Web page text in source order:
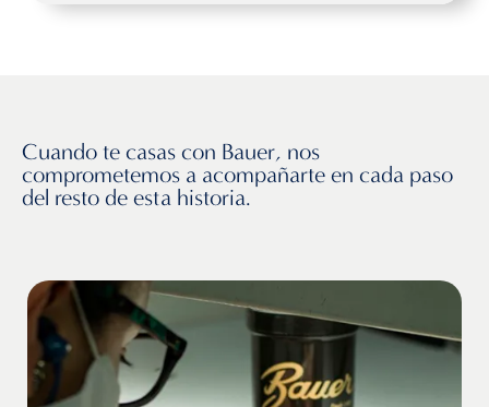
Cuando te casas con Bauer, nos
comprometemos a acompañarte en cada paso
del resto de esta historia.